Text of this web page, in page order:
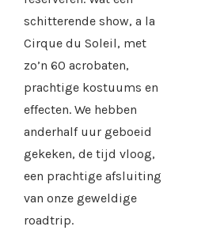
schitterende show, a la
Cirque du Soleil, met
zo’n 60 acrobaten,
prachtige kostuums en
effecten. We hebben
anderhalf uur geboeid
gekeken, de tijd vloog,
een prachtige afsluiting
van onze geweldige
roadtrip.